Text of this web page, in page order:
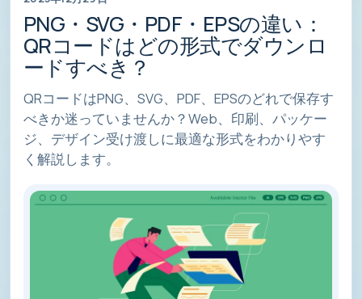
PNG・SVG・PDF・EPSの違い：
QRコードはどの形式でダウンロ
ードすべき？
QRコードはPNG、SVG、PDF、EPSのどれで保存す
べきか迷っていませんか？Web、印刷、パッケー
ジ、デザイン受け渡しに最適な形式をわかりやす
く解説します。